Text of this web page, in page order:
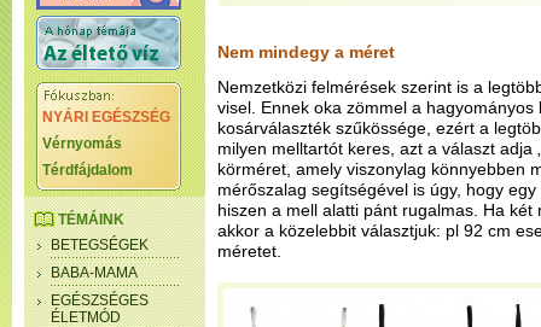
NYÁRI EGÉSZSÉG
Vérnyomás
Térdfájdalom
TÉMÁINK
BETEGSÉGEK
BABA-MAMA
EGÉSZSÉGES
ÉLETMÓD
Nem mindegy a méret
Nemzetközi felmérések szerint is a
visel. Ennek oka zömmel a
kosárválaszték szűkössége, ezért a
milyen melltartót keres, azt a választ
körméret, amely viszonylag könnyebben
mérőszalag segítségével is úgy, hogy
hiszen a mell alatti pánt rugalmas. Ha
akkor a közelebbit választjuk: pl 92 cm
méretet.